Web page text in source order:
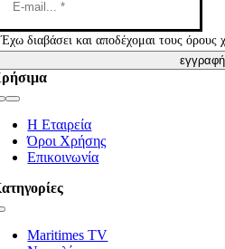
Έχω διαβάσει και αποδέχομαι τους όρους
εγγραφή
Η Εταιρεία
Όροι Χρήσης
Επικοινωνία
Maritimes TV